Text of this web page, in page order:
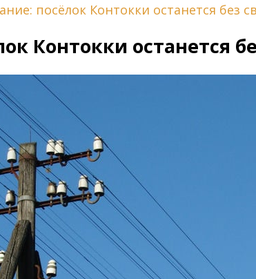
посёлок Контокки останется без
Контокки останется